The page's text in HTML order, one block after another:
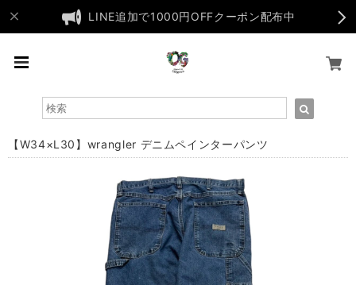
LINE追加で1000円OFFクーポン配布中
【W34×L30】wrangler デニムペインターパンツ